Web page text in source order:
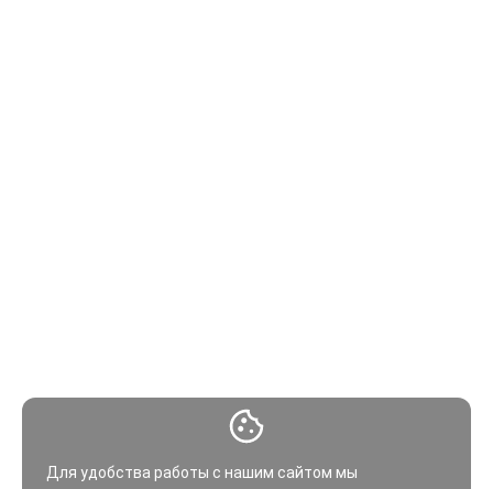
Для удобства работы с нашим сайтом мы